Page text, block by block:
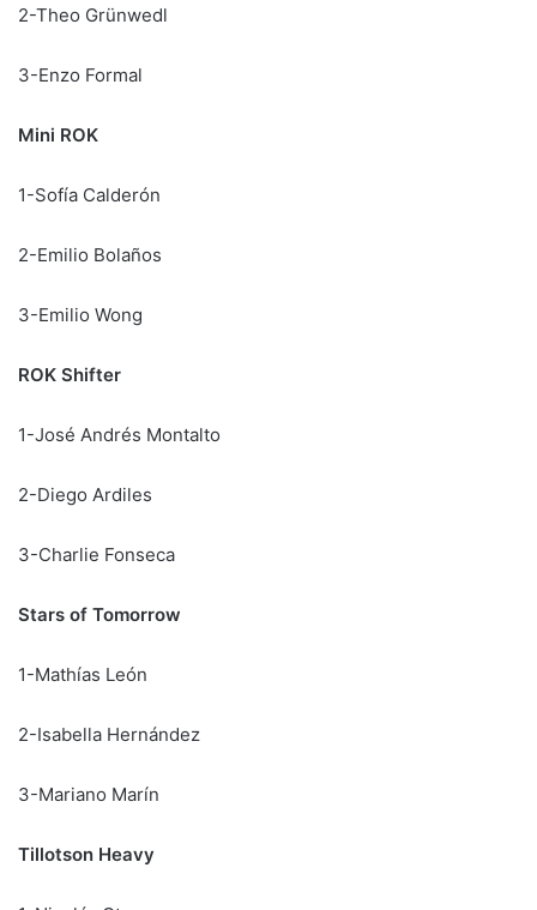
2-Theo Grünwedl
3-Enzo Formal
Mini ROK
1-Sofía Calderón
2-Emilio Bolaños
3-Emilio Wong
ROK Shifter
1-José Andrés Montalto
2-Diego Ardiles
3-Charlie Fonseca
Stars of Tomorrow
1-Mathías León
2-Isabella Hernández
3-Mariano Marín
Tillotson Heavy